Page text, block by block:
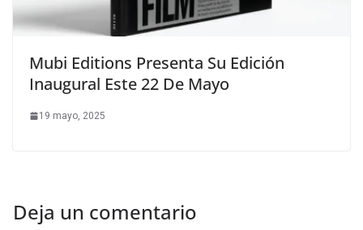
Mubi Editions Presenta Su Edición
Inaugural Este 22 De Mayo
19 mayo, 2025
Deja un comentario